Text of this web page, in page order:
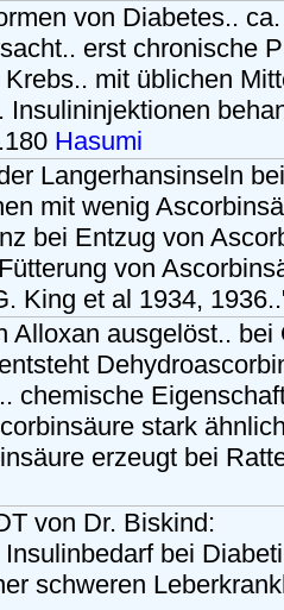
von Diabetes..
erst chronische
mit üblichen
Insulininjektionen
Hasumi
Langerhansinseln bei
mit wenig
bei Entzug von
von
King et al 1934,
Alloxan ausgelöst.. bei
chemische
stark
erzeugt bei
von Dr. Biskind:
bei
schweren